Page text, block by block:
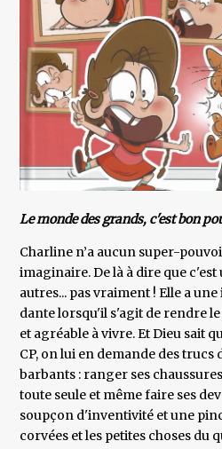
Le monde des grands, c'est bon
Charline n’a aucun super-
imaginaire. De là à dire que
autres... pas vraiment ! Elle a
dante lorsqu'il s'agit de rendre
et agréable à vivre. Et Dieu sait
CP, on lui en demande des
barbants : ranger ses
toute seule et même faire ses
soupçon d'inventivité et une
corvées et les petites choses